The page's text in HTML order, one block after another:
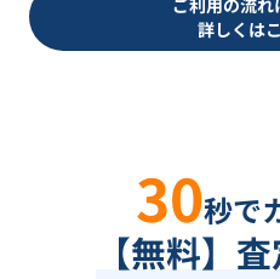
ご利用の流れ
詳しくは
30秒で
【無料】